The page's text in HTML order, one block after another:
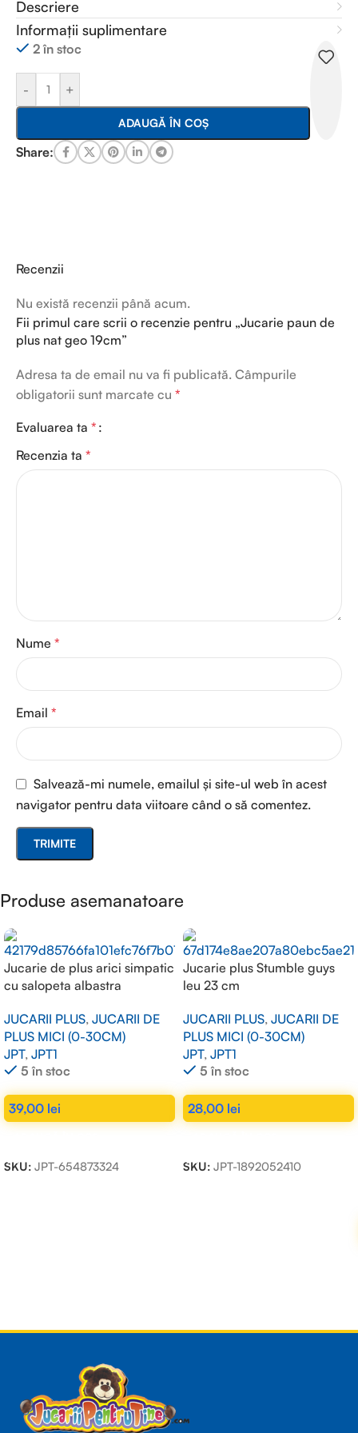
Descriere
Informații suplimentare
2 în stoc
- +
ADAUGĂ ÎN COȘ
Share:
Recenzii
Nu există recenzii până acum.
Fii primul care scrii o recenzie pentru „Jucarie paun de
plus nat geo 19cm”
Adresa ta de email nu va fi publicată. Câmpurile
obligatorii sunt marcate cu *
Evaluarea ta *
Recenzia ta *
Nume *
Email *
Salvează-mi numele, emailul și site-ul web în acest
navigator pentru data viitoare când o să comentez.
Produse asemanatoare
Jucarie de plus arici simpatic
cu salopeta albastra
JUCARII PLUS, JUCARII DE
PLUS MICI (0-30CM)
JPT, JPT1
5 în stoc
39,00 lei
SKU: JPT-654873324
Jucarie plus Stumble guys
leu 23 cm
JUCARII PLUS, JUCARII DE
PLUS MICI (0-30CM)
JPT, JPT1
5 în stoc
28,00 lei
SKU: JPT-1892052410